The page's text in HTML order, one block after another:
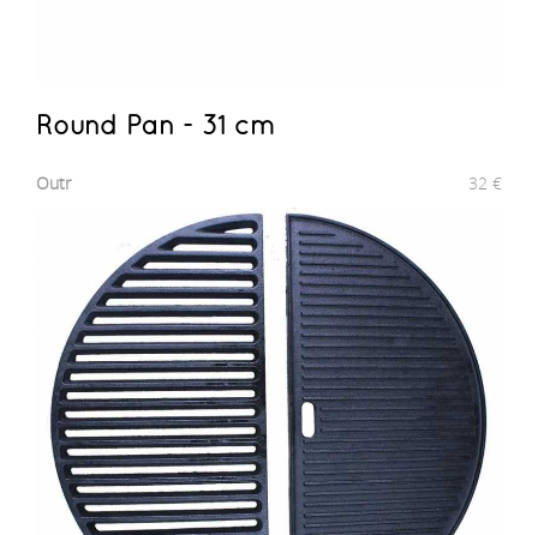
Round Pan - 31 cm
Outr 32 €